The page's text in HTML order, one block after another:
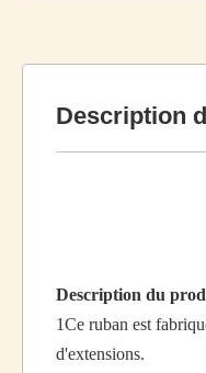
Description
Description du
1Ce ruban est
d'extensions.